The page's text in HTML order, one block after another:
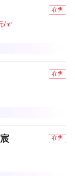
在售
/㎡
在售
在售